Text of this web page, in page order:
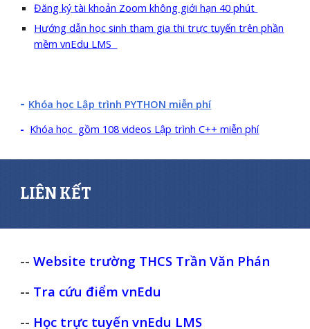
Đăng ký tài khoản Zoom không giới hạn 40 phút
Hướng dẫn học sinh tham gia thi trực tuyến trên phần
mềm vnEdu LMS
- Khóa học Lập trình PYTHON miễn phí
- Khóa học gồm 108 videos Lập trình C++ miễn phí
LIÊN KẾT
--Website trường THCS Trần Văn Phán
-- Tra cứu điểm vnEdu
-- Học trực tuyến vnEdu LMS